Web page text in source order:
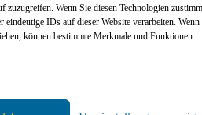
zuzugreifen. Wenn Sie diesen Technologien
IDs auf dieser Website verarbeiten. Wenn
können bestimmte Merkmale und Funktionen